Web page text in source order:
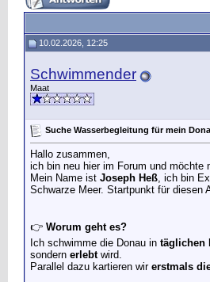
10.02.2026, 12:25
Schwimmender
Maat
Suche Wasserbegleitung für mein
Hallo zusammen,
ich bin neu hier im Forum und möchte
Mein Name ist Joseph Heß, ich bin
Schwarze Meer. Startpunkt für diesen
👉 Worum geht es?
Ich schwimme die Donau in täglichen
sondern erlebtwird.
Parallel dazu kartieren wir erstmals